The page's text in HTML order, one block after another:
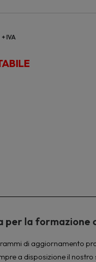
+ IVA
la formazione
di aggiornamento
a disposizione il